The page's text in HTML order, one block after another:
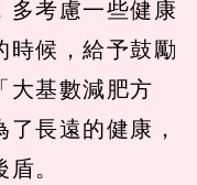
多考慮一些健康
時候，給予鼓勵
大基數減肥方
長遠的健康，
。